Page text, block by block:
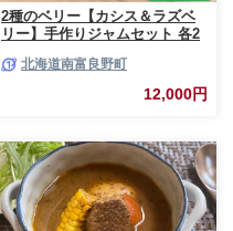
2種のベリー【カシス＆ラズベ
リー】手作りジャムセット 各2
リー カシス ラズベリー ソース
果実 てんさい糖 無農薬
北海道南富良野町
12,000円